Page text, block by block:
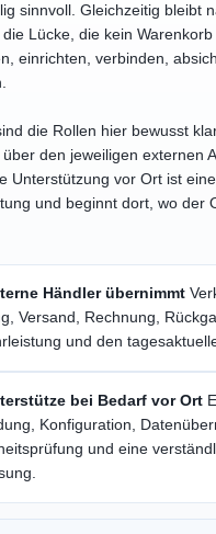
sinnvoll. Gleichzeitig bleibt
Lücke, die kein Warenkorb
einrichten, verbinden,
die Rollen hier bewusst
über den jeweiligen externen
Unterstützung vor Ort ist
und beginnt dort, wo der
Händler übernimmt
Versand, Rechnung,
und den
bei Bedarf vor Ort
Konfiguration,
und eine